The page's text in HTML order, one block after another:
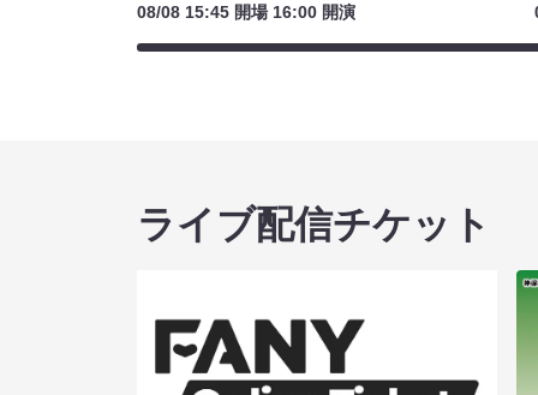
08/08 15:45 開場 16:00 開演
ライブ配信チケット